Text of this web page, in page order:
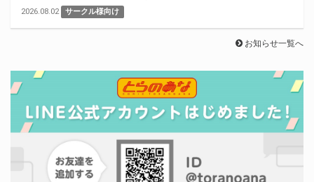
2026.08.02 サークル様向け
お知らせ一覧へ